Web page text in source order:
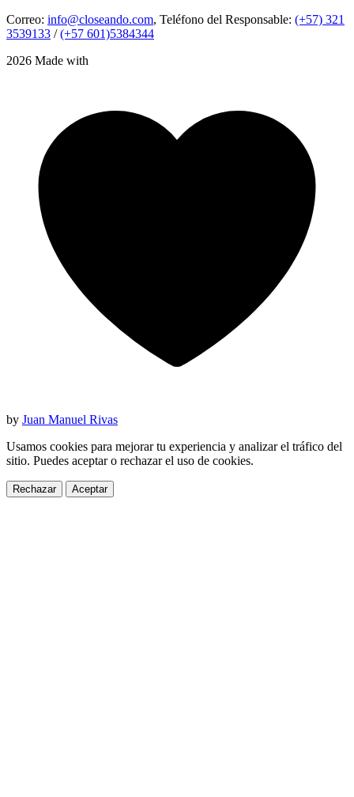
Correo: info@closeando.com, Teléfono del Responsable: (+57) 321
3539133 /(+57 601)5384344
2026 Made with
by Juan Manuel Rivas
Usamos cookies para mejorar tu experiencia y analizar el tráfico del
sitio. Puedes aceptar o rechazar el uso de cookies.
Rechazar Aceptar